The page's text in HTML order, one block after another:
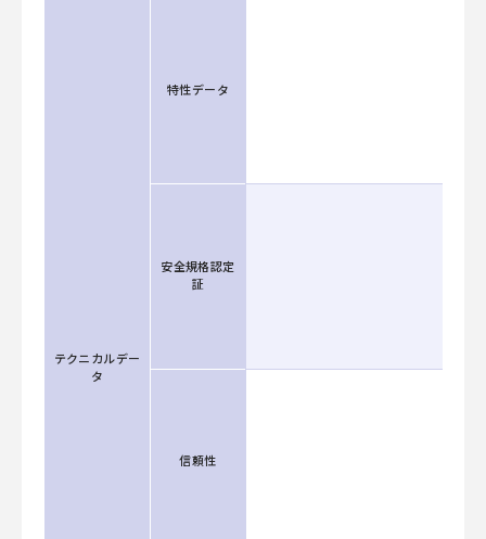
テクニカルデー
タ
特性データ
安全規格認定
証
信頼性